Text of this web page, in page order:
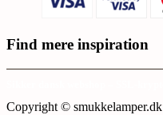
Find mere inspiration
Copyright © smukkelamper.dk